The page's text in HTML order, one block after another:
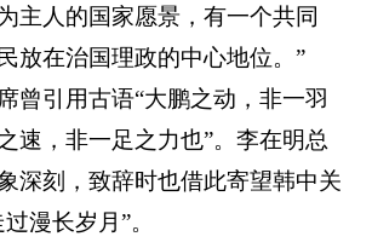
主人的国家愿景，有一个共同
放在治国理政的中心地位。”
曾引用古语“大鹏之动，非一羽
速，非一足之力也”。李在明总
深刻，致辞时也借此寄望韩中关
漫长岁月”。